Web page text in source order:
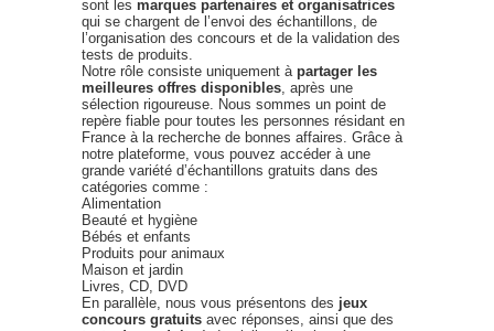
sont les marques partenaires et organisatrices
qui se chargent de l’envoi des échantillons, de
l’organisation des concours et de la validation des
tests de produits.
Notre rôle consiste uniquement à partager les
meilleures offres disponibles , après une
sélection rigoureuse. Nous sommes un point de
repère fiable pour toutes les personnes résidant en
France à la recherche de bonnes affaires. Grâce à
notre plateforme, vous pouvez accéder à une
grande variété d’échantillons gratuits dans des
catégories comme :
Alimentation
Beauté et hygiène
Bébés et enfants
Produits pour animaux
Maison et jardin
Livres, CD, DVD
En parallèle, nous vous présentons des jeux
concours gratuits avec réponses, ainsi que des